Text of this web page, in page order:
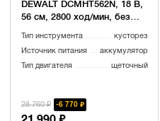
DEWALT DCMHT562N, 18 В,
56 см, 2800 ход/мин, без
Тип инструмента кусторез
Источник питания аккумулятор
Тип двигателя щеточный
28 760 ₽ 6 770 ₽